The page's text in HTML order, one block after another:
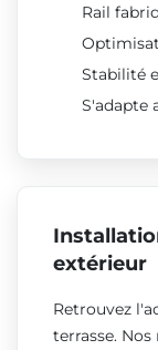
Rail
Stabilité
S'adapte
extérieur
Retrouvez
terrasse.